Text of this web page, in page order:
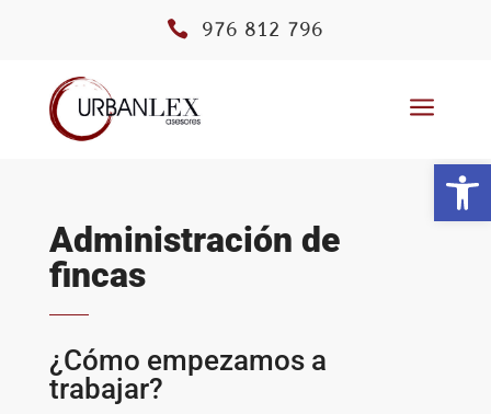
 976 812 796
a
Administración de
fincas
¿Cómo empezamos a
trabajar?